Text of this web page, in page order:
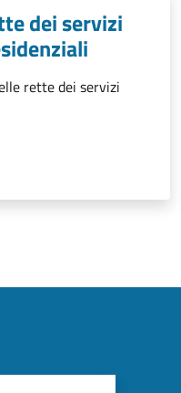
dei servizi
rette dei servizi